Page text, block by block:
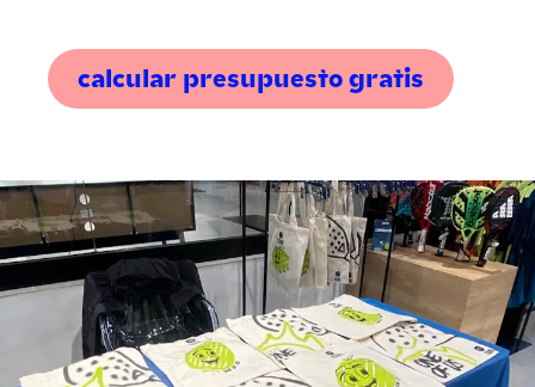
calcular presupuesto gratis